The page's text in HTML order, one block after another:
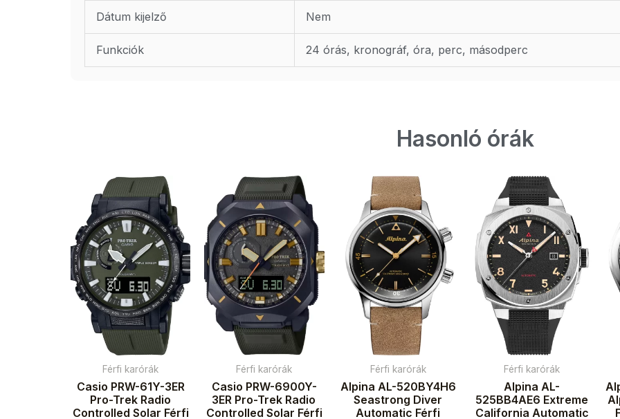
Dátum kijelző Nem
Funkciók 24 órás, kronográf, óra, perc, másodperc
Hasonló órák
Férfi karórák
Casio PRW-61Y-3ER
Pro-Trek Radio
Controlled Solar Férfi
Férfi karórák
Casio PRW-6900Y-
3ER Pro-Trek Radio
Controlled Solar Férfi
Férfi karórák
Alpina AL-520BY4H6
Seastrong Diver
Automatic Férfi
Férfi karórák
Alpina AL-
525BB4AE6 Extreme
California Automatic